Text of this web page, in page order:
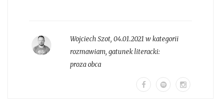
Wojciech Szot, 04.01.2021 w kategorii
rozmawiam, gatunek literacki:
proza obca